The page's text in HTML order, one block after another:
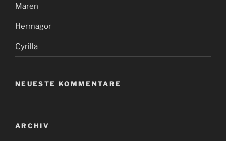
Maren
Hermagor
Cyrilla
NEUESTE KOMMENTARE
ARCHIV